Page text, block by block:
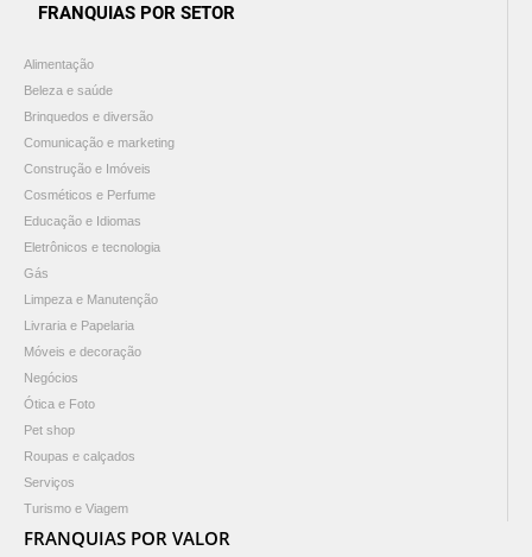
FRANQUIAS POR SETOR
Alimentação
Beleza e saúde
Brinquedos e diversão
Comunicação e marketing
Construção e Imóveis
Cosméticos e Perfume
Educação e Idiomas
Eletrônicos e tecnologia
Gás
Limpeza e Manutenção
Livraria e Papelaria
Móveis e decoração
Negócios
Ótica e Foto
Pet shop
Roupas e calçados
Serviços
Turismo e Viagem
FRANQUIAS POR VALOR